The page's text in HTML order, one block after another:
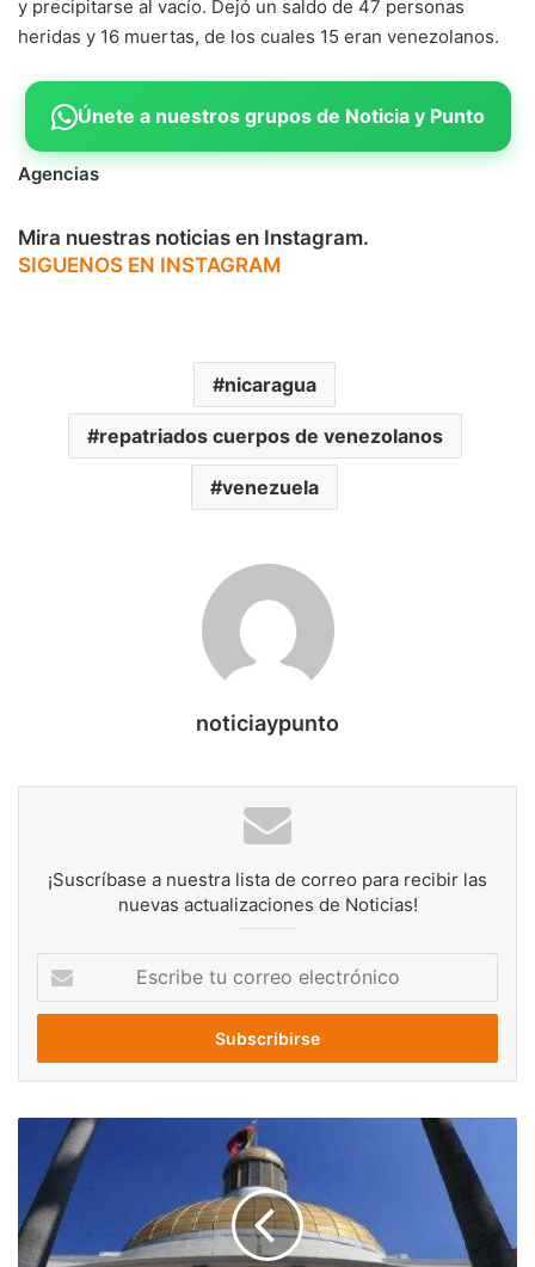
y precipitarse al vacío. Dejó un saldo de 47 personas
heridas y 16 muertas, de los cuales 15 eran venezolanos.
Únete a nuestros grupos de Noticia y Punto
Agencias
Mira nuestras noticias en Instagram.
SIGUENOS EN INSTAGRAM
nicaragua
repatriados cuerpos de venezolanos
venezuela
noticiaypunto
¡Suscríbase a nuestra lista de correo para recibir las
nuevas actualizaciones de Noticias!
correo
aprueba
primera
discusión
Ley